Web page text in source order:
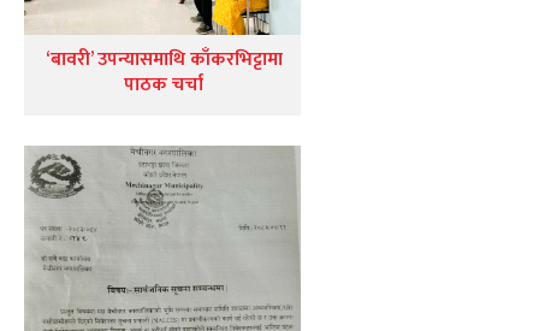
‘बावरी’ उपन्यासमाथि काँकरभिट्टामा
पाठक चर्चा